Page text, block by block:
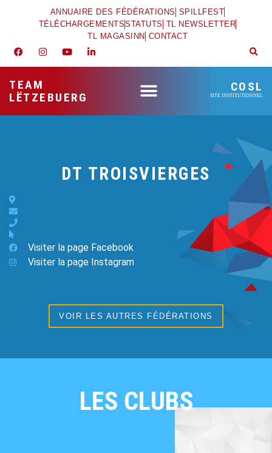
ANNUAIRE DES FÉDÉRATIONS SPILLFEST
TÉLÉCHARGEMENTSSTATUTS TL NEWSLETTER
TL MAGASINN CONTACT
TEAM
LËTZEBUERG
COSL
SITE INSTITUTIONNEL
DT TROISVIERGES
Visiter la page Facebook
Visiter la page Instagram
VOIR LES AUTRES FÉDÉRATIONS
LES CLUBS